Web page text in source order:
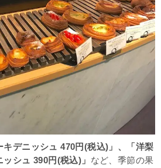
キデニッシュ 470円(税込)」、「洋梨
シュ 390円(税込)」 など、季節の果